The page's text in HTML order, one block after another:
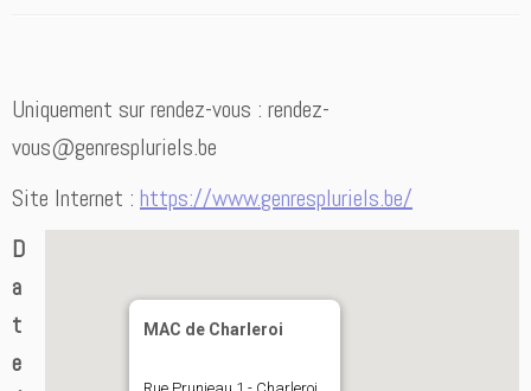
Uniquement sur rendez-vous : rendez-
vous@genrespluriels.be
Site Internet : https://www.genrespluriels.be/
MAC de Charleroi
D
a
t
e